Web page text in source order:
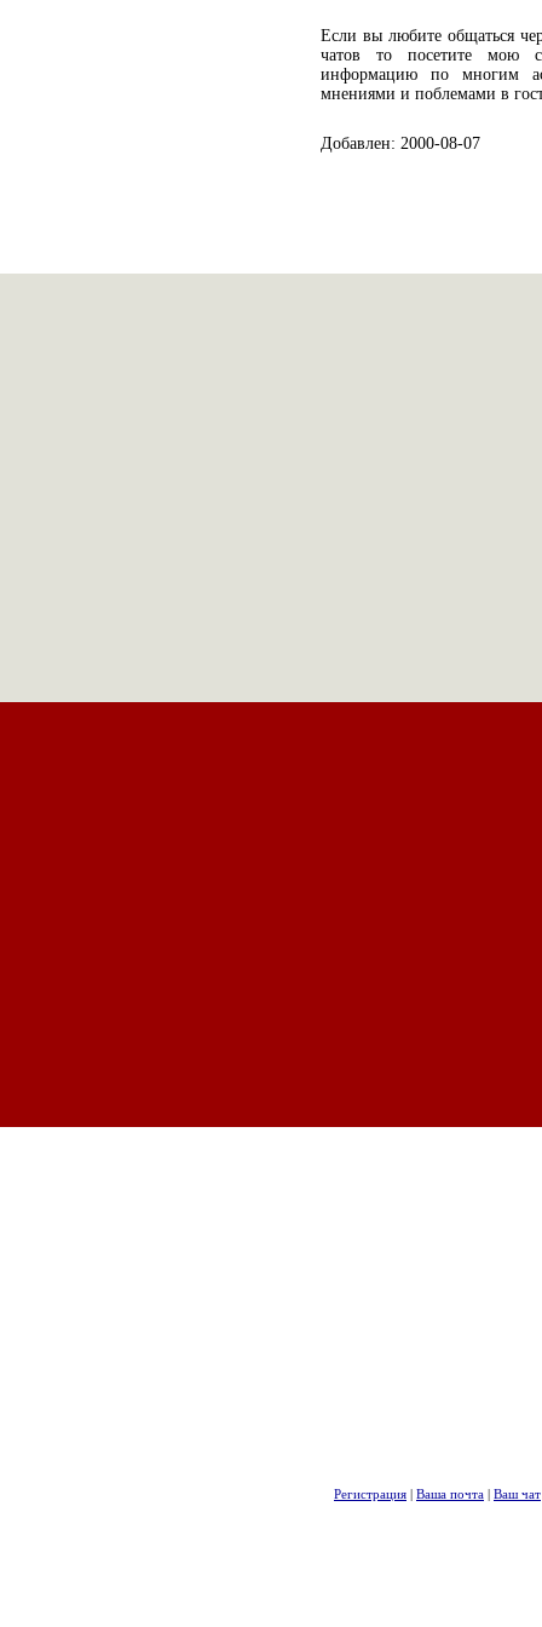
Если вы любите общаться
чатов то посетите мою
информацию по многим
мнениями и поблемами в
Добавлен: 2000-08-07
Регистрация | Ваша почта | Ваш чат